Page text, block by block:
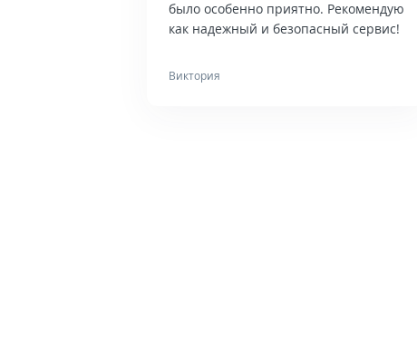
было особенно приятно. Рекомендую
как надежный и безопасный сервис!
Виктория